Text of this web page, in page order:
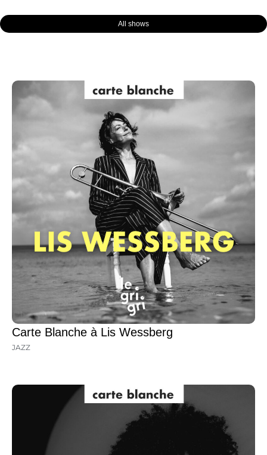
All shows
Carte Blanche à Lis Wessberg
JAZZ